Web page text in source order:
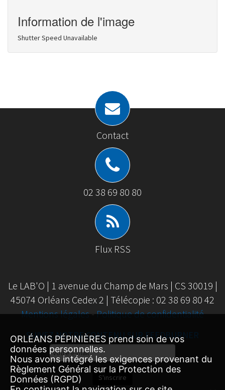
Information de l'image
Shutter Speed Unavailable
Contact
02 38 69 80 80
Flux RSS
Le LAB'O | 1 avenue du Champ de Mars | CS 30019 |
45074 Orléans Cedex 2 | Télécopie : 02 38 69 80 42
Mentions légales-Politique de confidentialité
SUIVEZ NOTRE CONTENU SUR FEEDBURNER
Email
Subscription
S'inscrire
ORLÉANS PÉPINIÈRES prend soin de vos
données personnelles.
Nous avons intégré les exigences provenant du
Règlement Général sur la Protection des
Données (RGPD)